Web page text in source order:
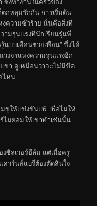
ตกหลุมรักกัน การเริ่มต้น
งความชั่วร้าย นั่นคือสิ่งที่
ามรุนแรงที่นักเรียนรุ่นพี่
แบบเพื่อนช่วยเพื่อน” ซึ่งได้
งจรแห่งความรุนแรงอีก
เขา ดูเหมือนว่าจะไม่มีขีด
ไหน
ขู่ให้แข่งขันแพ้ เพื่อไม่ให้
ไม่ยอมให้เขาทำเช่นนั้น
ซิลเวอร์ฮีล์ม แต่เมื่อครู
วร์นส์แบรีต้องตัดสินใจ